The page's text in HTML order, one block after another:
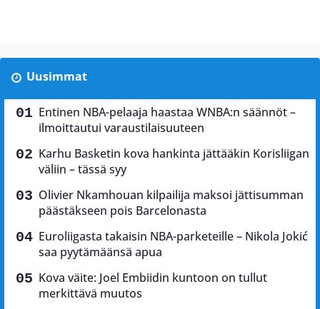
Uusimmat
Entinen NBA-pelaaja haastaa WNBA:n säännöt –
ilmoittautui varaustilaisuuteen
Karhu Basketin kova hankinta jättääkin Korisliigan
väliin – tässä syy
Olivier Nkamhouan kilpailija maksoi jättisumman
päästäkseen pois Barcelonasta
Euroliigasta takaisin NBA-parketeille – Nikola Jokić
saa pyytämäänsä apua
Kova väite: Joel Embiidin kuntoon on tullut
merkittävä muutos